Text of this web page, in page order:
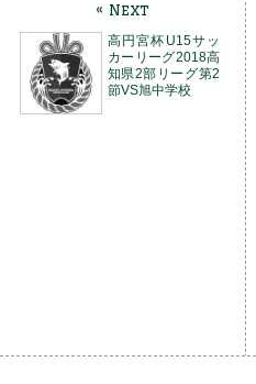
« Next
高円宮杯U15サッ
カーリーグ2018高
知県2部リーグ第2
節VS旭中学校